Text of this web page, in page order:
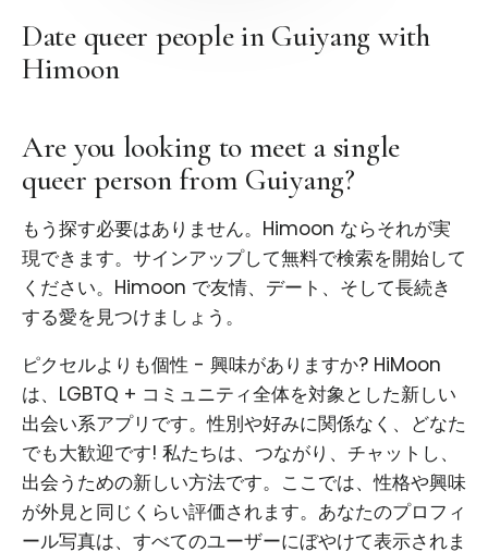
Date queer people in Guiyang with
Himoon
Are you looking to meet a single
queer person from Guiyang?
もう探す必要はありません。Himoon ならそれが実
現できます。サインアップして無料で検索を開始して
ください。Himoon で友情、デート、そして長続き
する愛を見つけましょう。
ピクセルよりも個性 - 興味がありますか? HiMoon
は、LGBTQ + コミュニティ全体を対象とした新しい
出会い系アプリです。性別や好みに関係なく、どなた
でも大歓迎です! 私たちは、つながり、チャットし、
出会うための新しい方法です。ここでは、性格や興味
が外見と同じくらい評価されます。あなたのプロフィ
ール写真は、すべてのユーザーにぼやけて表示されま